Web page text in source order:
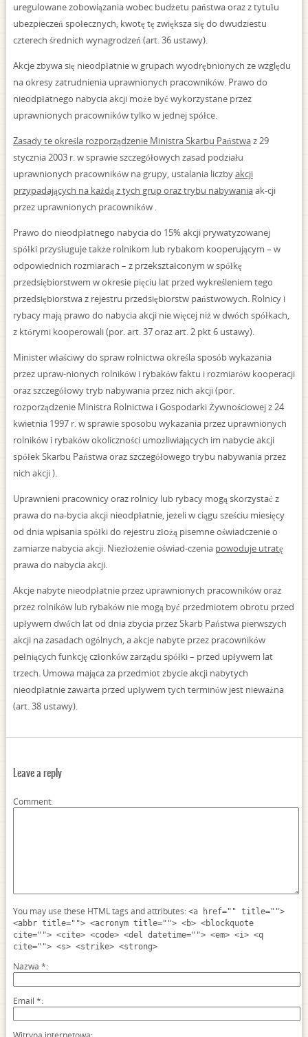
uregulowane zobowiązania wobec budżetu państwa oraz z tytułu
ubezpieczeń społecznych, kwotę tę zwiększa się do dwudziestu
czterech średnich wynagrodzeń (art. 36 ustawy).
Akcje zbywa się nieodpłatnie w grupach wyodrębnionych ze względu
na okresy zatrudnienia uprawnionych pracowników. Prawo do
nieodpłatnego nabycia akcji może być wykorzystane przez
uprawnionych pracowników tylko w jednej spółce.
Zasady te określa rozporządzenie Ministra Skarbu Państwaz 29
stycznia 2003 r. w sprawie szczegółowych zasad podziału
uprawnionych pracowników na grupy, ustalania liczbyakcji
przypadających na każdą z tych grup oraz trybu nabywaniaak-cji
przez uprawnionych pracowników .
Prawo do nieodpłatnego nabycia do 15% akcji prywatyzowanej
spółki przysługuje także rolnikom lub rybakom kooperującym – w
odpowiednich rozmiarach – z przekształconym w spółkę
przedsiębiorstwem w okresie pięciu lat przed wykreśleniem tego
przedsiębiorstwa z rejestru przedsiębiorstw państwowych. Rolnicy i
rybacy mają prawo do nabycia akcji nie więcej niż w dwóch spółkach,
z którymi kooperowali (por. art. 37 oraz art. 2 pkt 6 ustawy).
Minister właściwy do spraw rolnictwa określa sposób wykazania
przez upraw-nionych rolników i rybaków faktu i rozmiarów kooperacji
oraz szczegółowy tryb nabywania przez nich akcji (por.
rozporządzenie Ministra Rolnictwa i Gospodarki Żywnościowej z 24
kwietnia 1997 r. w sprawie sposobu wykazania przez uprawnionych
rolników i rybaków okoliczności umożliwiających im nabycie akcji
spółek Skarbu Państwa oraz szczegółowego trybu nabywania przez
nich akcji ).
Uprawnieni pracownicy oraz rolnicy lub rybacy mogą skorzystać z
prawa do na-bycia akcji nieodpłatnie, jeżeli w ciągu sześciu miesięcy
od dnia wpisania spółki do rejestru złożą pisemne oświadczenie o
zamiarze nabycia akcji. Niezłożenie oświad-czenia powoduje utratę
prawa do nabycia akcji.
Akcje nabyte nieodpłatnie przez uprawnionych pracowników oraz
przez rolników lub rybaków nie mogą być przedmiotem obrotu przed
upływem dwóch lat od dnia zbycia przez Skarb Państwa pierwszych
akcji na zasadach ogólnych, a akcje nabyte przez pracowników
pełniących funkcję członków zarządu spółki – przed upływem lat
trzech. Umowa mająca za przedmiot zbycie akcji nabytych
nieodpłatnie zawarta przed upływem tych terminów jest nieważna
(art. 38 ustawy).
Leave a reply
Comment
You may use these HTML tags and attributes: <a href="" title="">
<abbr title=""> <acronym title=""> <b> <blockquote
cite=""> <cite> <code> <del datetime=""> <em> <i> <q
cite=""> <s> <strike> <strong>
Nazwa *
Email *